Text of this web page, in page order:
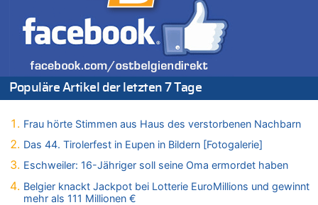
Belgier knackt Jackpot bei Lotterie EuroMillions und gewinnt
mehr als 111 Millionen €
08.08.2026 - 17:46 von Der Alte zu
Belgier knackt Jackpot bei Lotterie EuroMillions und gewinnt
mehr als 111 Millionen €
08.08.2026 - 17:45 von Der Alte zu
08.08.2026 - 17:43 von Der Alte zu
Leipzig, Mechernich und die Frage: Wer steckt hinter den
Zweite Hitzewelle in diesem Sommer ist jetzt amtlich
Populäre Artikel der letzten 7 Tage
Frau hörte Stimmen aus Haus des verstorbenen Nachbarn
Das 44. Tirolerfest in Eupen in Bildern [Fotogalerie]
Eschweiler: 16-Jähriger soll seine Oma ermordet haben
Belgier knackt Jackpot bei Lotterie EuroMillions und gewinnt
mehr als 111 Millionen €